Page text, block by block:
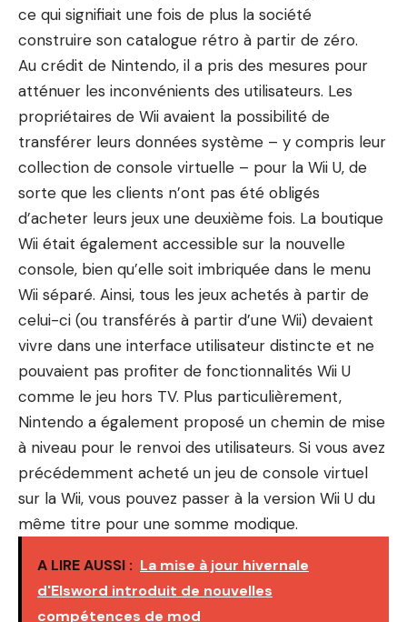
ce qui signifiait une fois de plus la société
construire son catalogue rétro à partir de zéro.
Au crédit de Nintendo, il a pris des mesures pour
atténuer les inconvénients des utilisateurs. Les
propriétaires de Wii avaient la possibilité de
transférer leurs données système – y compris leur
collection de console virtuelle – pour la Wii U, de
sorte que les clients n’ont pas été obligés
d’acheter leurs jeux une deuxième fois. La boutique
Wii était également accessible sur la nouvelle
console, bien qu’elle soit imbriquée dans le menu
Wii séparé. Ainsi, tous les jeux achetés à partir de
celui-ci (ou transférés à partir d’une Wii) devaient
vivre dans une interface utilisateur distincte et ne
pouvaient pas profiter de fonctionnalités Wii U
comme le jeu hors TV. Plus particulièrement,
Nintendo a également proposé un chemin de mise
à niveau pour le renvoi des utilisateurs. Si vous avez
précédemment acheté un jeu de console virtuel
sur la Wii, vous pouvez passer à la version Wii U du
même titre pour une somme modique.
A LIRE AUSSI : La mise à jour hivernale
d'Elsword introduit de nouvelles
compétences de mod